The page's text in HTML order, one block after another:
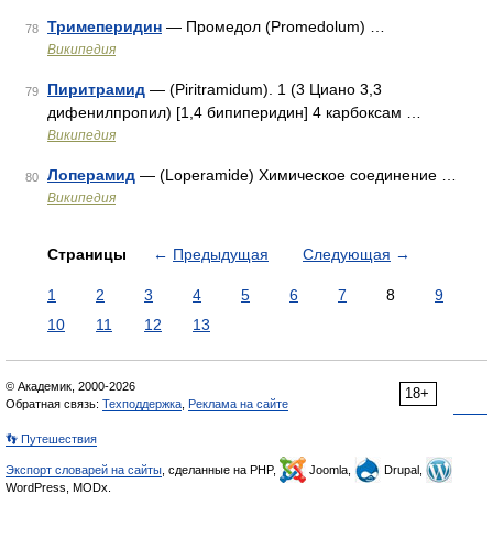
78 Тримеперидин — Промедол (Promedolum) …
Википедия
79 Пиритрамид — (Piritramidum). 1 (3 Циано 3,3
дифенилпропил) [1,4 бипиперидин] 4 карбоксам …
Википедия
80 Лоперамид — (Loperamide) Химическое соединение …
Википедия
Страницы ← Предыдущая Следующая →
1 2 3 4 5 6 7 8
9
10
11 12 13
18+
© Академик, 2000-2026
Обратная связь: Техподдержка Реклама на сайте
👣 Путешествия
Экспорт словарей на сайты , сделанные на PHP, Joomla,
Drupal,
WordPress, MODx.